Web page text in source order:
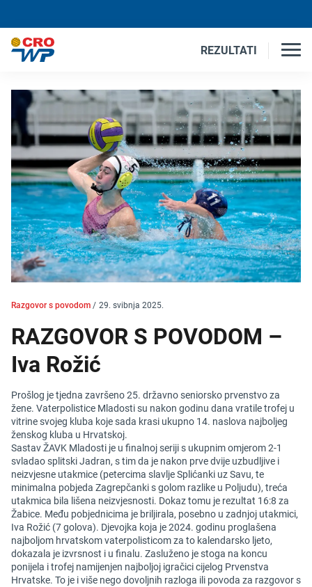
REZULTATI
Razgovor s povodom / 29. svibnja 2025.
RAZGOVOR S POVODOM –
Iva Rožić
Prošlog je tjedna završeno 25. državno seniorsko prvenstvo za
žene. Vaterpolistice Mladosti su nakon godinu dana vratile trofej u
vitrine svojeg kluba koje sada krasi ukupno 14. naslova najboljeg
ženskog kluba u Hrvatskoj.
Sastav ŽAVK Mladosti je u finalnoj seriji s ukupnim omjerom 2-1
svladao splitski Jadran, s tim da je nakon prve dvije uzbudljive i
neizvjesne utakmice (petercima slavlje Splićanki uz Savu, te
minimalna pobjeda Zagrepčanki s golom razlike u Poljudu), treća
utakmica bila lišena neizvjesnosti. Dokaz tomu je rezultat 16:8 za
Žabice. Među pobjednicima je briljirala, posebno u zadnjoj utakmici,
Iva Rožić (7 golova). Djevojka koja je 2024. godinu proglašena
najboljom hrvatskom vaterpolisticom za to kalendarsko ljeto,
dokazala je izvrsnost i u finalu. Zasluženo je stoga na koncu
ponijela i trofej namijenjen najboljoj igračici cijelog Prvenstva
Hrvatske. To je i više nego dovoljnih razloga ili povoda za razgovor s